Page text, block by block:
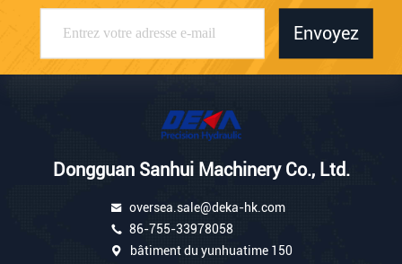
Envoyez
Dongguan Sanhui Machinery Co., Ltd.
oversea.sale@deka-hk.com
86-755-33978058
bâtiment du yunhuatime 150